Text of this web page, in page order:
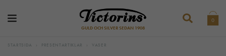
GULD OCH SILVER SEDAN 1908
0
STARTSIDA PRESENTARTIKLAR VASER